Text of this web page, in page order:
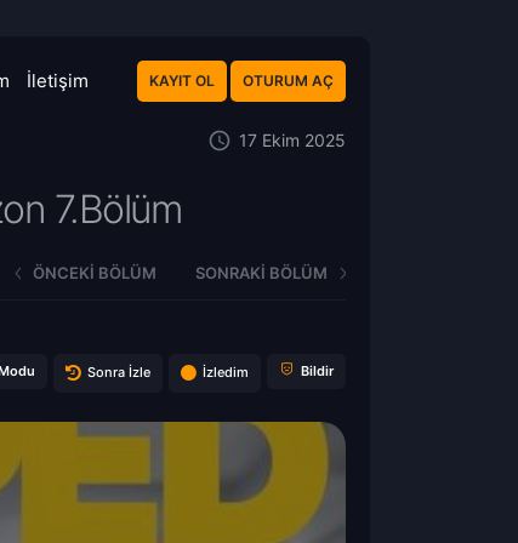
İletişim KAYIT OL OTURUM AÇ
17 Ekim 2025
7.Bölüm
ÖNCEKI BÖLÜM SONRAKI BÖLÜM
Sonra İzle İzledim Bildir